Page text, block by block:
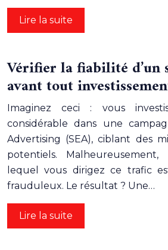
Lire la suite
Vérifier la fiabilité d’un
avant tout
Imaginez ceci : vous
considérable dans une
Advertising (SEA), ciblant des
potentiels.
lequel vous dirigez ce trafic
frauduleux. Le résultat ? Une…
Lire la suite